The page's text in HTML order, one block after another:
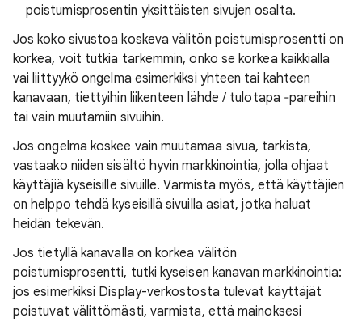
poistumisprosentin yksittäisten sivujen osalta.
Jos koko sivustoa koskeva välitön poistumisprosentti on
korkea, voit tutkia tarkemmin, onko se korkea kaikkialla
vai liittyykö ongelma esimerkiksi yhteen tai kahteen
kanavaan, tiettyihin liikenteen lähde / tulotapa ‐pareihin
tai vain muutamiin sivuihin.
Jos ongelma koskee vain muutamaa sivua, tarkista,
vastaako niiden sisältö hyvin markkinointia, jolla ohjaat
käyttäjiä kyseisille sivuille. Varmista myös, että käyttäjien
on helppo tehdä kyseisillä sivuilla asiat, jotka haluat
heidän tekevän.
Jos tietyllä kanavalla on korkea välitön
poistumisprosentti, tutki kyseisen kanavan markkinointia:
jos esimerkiksi Display-verkostosta tulevat käyttäjät
poistuvat välittömästi, varmista, että mainoksesi